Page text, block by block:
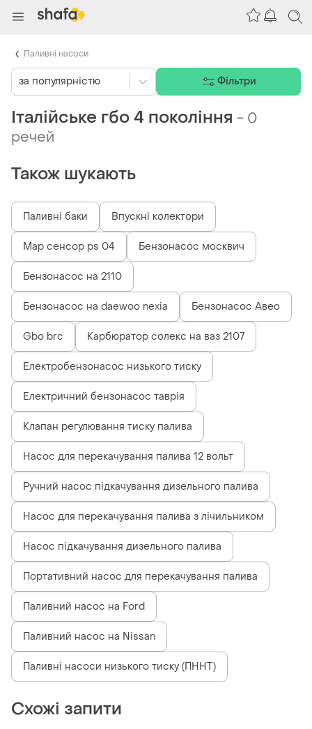
Італійське гбо 4 покоління - 0
речей
Також шукають
Паливні баки Впускні колектори
Map сенсор ps 04 Бензонасос москвич
Бензонасос на 2110
Бензонасос на daewoo nexia Бензонасос Авео
Gbo brc Карбюратор солекс на ваз 2107
Електробензонасос низького тиску
Електричний бензонасос таврія
Клапан регулювання тиску палива
Насос для перекачування палива 12 вольт
Ручний насос підкачування дизельного палива
Насос для перекачування палива з лічильником
Насос підкачування дизельного палива
Портативний насос для перекачування палива
Паливний насос на Ford
Паливний насос на Nissan
Паливні насоси низького тиску (ПННТ)
Схожі запити
за популярністю Фільтри
Паливні насоси